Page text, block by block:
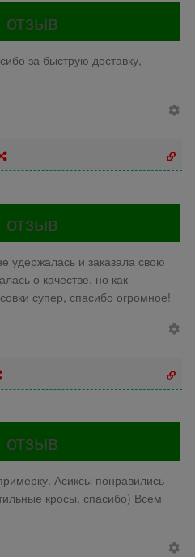
за быструю доставку,
удержалась и заказала свою
о качестве, но как
супер, спасибо огромное!
Асиксы понравились
кросы, спасибо) Всем